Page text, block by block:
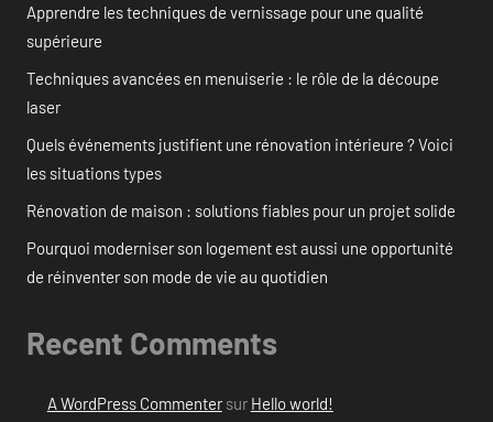
Apprendre les techniques de vernissage pour une qualité
supérieure
Techniques avancées en menuiserie : le rôle de la découpe
laser
Quels événements justifient une rénovation intérieure ? Voici
les situations types
Rénovation de maison : solutions fiables pour un projet solide
Pourquoi moderniser son logement est aussi une opportunité
de réinventer son mode de vie au quotidien
Recent Comments
A WordPress Commentersur Hello world!